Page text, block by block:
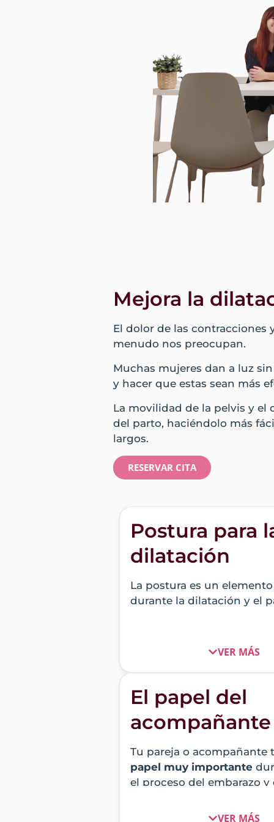
Mejora la
El dolor de las contracciones
menudo nos preocupan.
Muchas mujeres dan a luz
y hacer que estas sean más
La movilidad de la pelvis y el
del parto, haciéndolo más
largos.
RESERVAR CITA
Postura para
dilatación
La postura es un
durante la dilatación y el
Abdominal, nos ayuda a
nuestro cuerpo siendo
Además, distintas
pelvis y de las caderas nos
pelvis facilitando el
VER MÁS
El papel del
acompañante
Tu pareja o acompañante
papel muy importante
el proceso del embarazo y
VER MÁS